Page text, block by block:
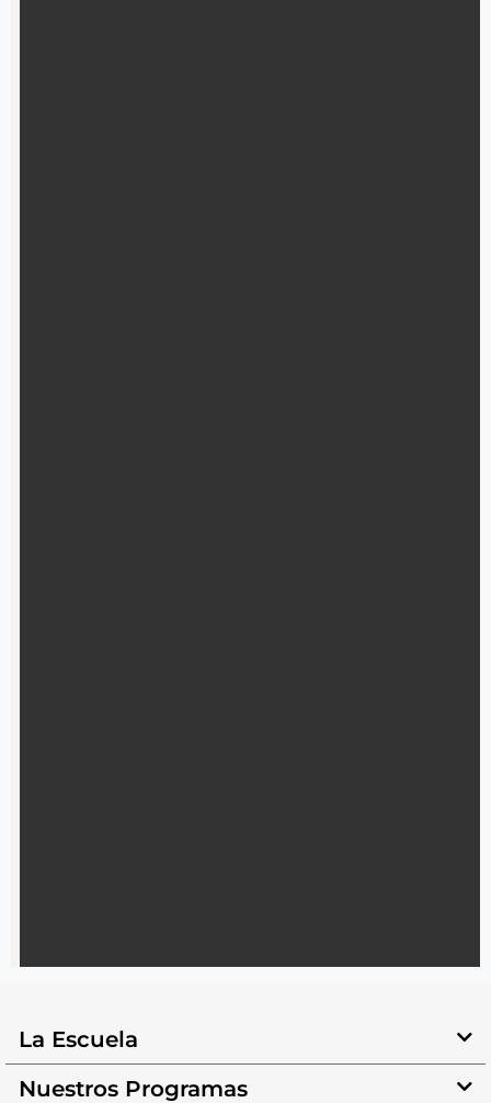
La Escuela
Nuestros Programas